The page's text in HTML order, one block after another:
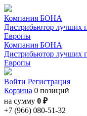
Компания БОНА
Дистрибьютор лучших
Европы
Компания БОНА
Дистрибьютор лучших
Европы
Войти Регистрация
Корзина 0 позиций
на сумму 0 ₽
+7 (966) 080-51-32